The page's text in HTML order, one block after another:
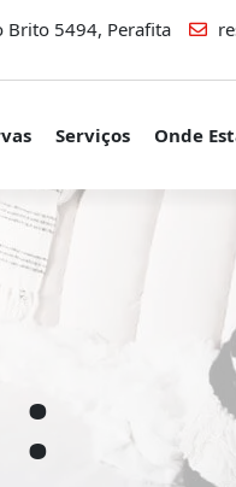
Brito 5494, Perafita
Serviços Onde